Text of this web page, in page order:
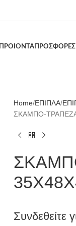
ΠΡΟΙΟΝΤΑ ΠΡΟΣΦΟΡΕΣ
Home ΕΠΙΠΛΑ
ΣΚΑΜΠΟ-
Συνδεθείτε